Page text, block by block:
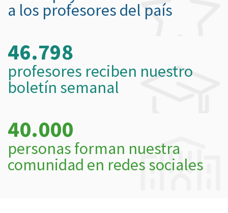
a los profesores del país
46.798
profesores reciben nuestro
boletín semanal
40.000
personas forman nuestra
comunidad en redes sociales